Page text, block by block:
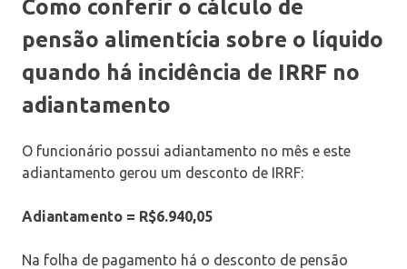
Como conferir o cálculo de
pensão alimentícia sobre o líquido
quando há incidência de IRRF no
adiantamento
O funcionário possui adiantamento no mês e este
adiantamento gerou um desconto de IRRF:
Adiantamento = R$6.940,05
Na folha de pagamento há o desconto de pensão